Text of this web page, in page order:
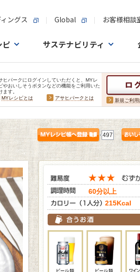
ングス Global お客様相談
ピ サステナビリティ
ヒパークにログインしていただくと、MYレ
やおいしそうボタンなどの機能をご利用いた
ます。
MYレシピとは
アサヒパークとは 新規ご利用
497
60分以上
215Kcal